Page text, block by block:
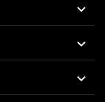


